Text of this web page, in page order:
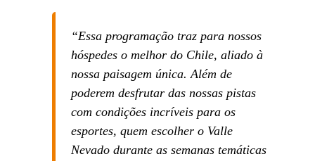
“Essa programação traz para nossos
hóspedes o melhor do Chile, aliado à
nossa paisagem única. Além de
poderem desfrutar das nossas pistas
com condições incríveis para os
esportes, quem escolher o Valle
Nevado durante as semanas temáticas